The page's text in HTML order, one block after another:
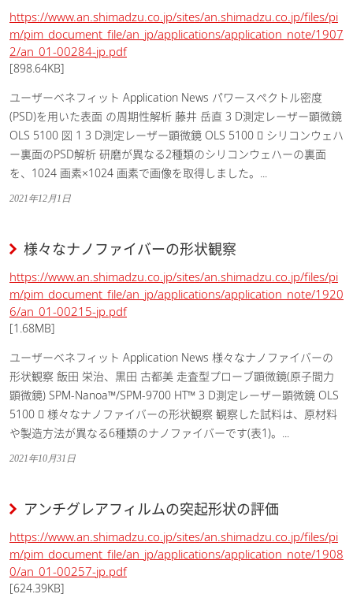
https://www.an.shimadzu.co.jp/sites/an.shimadzu.co.jp/files/pi
m/pim_document_file/an_jp/applications/application_note/1907
2/an_01-00284-jp.pdf
[898.64KB]
ユーザーベネフィット Application News パワースペクトル密度
(PSD)を用いた表面 の周期性解析 藤井 岳直 3 D測定レーザー顕微鏡
OLS 5100 図 1 3 D測定レーザー顕微鏡 OLS 5100  シリコンウェハ
ー裏面のPSD解析 研磨が異なる2種類のシリコンウェハーの裏面
を、1024 画素×1024 画素で画像を取得しました。...
2021年12月1日
様々なナノファイバーの形状観察
https://www.an.shimadzu.co.jp/sites/an.shimadzu.co.jp/files/pi
m/pim_document_file/an_jp/applications/application_note/1920
6/an_01-00215-jp.pdf
[1.68MB]
ユーザーベネフィット Application News 様々なナノファイバーの
形状観察 飯田 栄治、黒田 古都美 走査型プローブ顕微鏡(原子間力
顕微鏡) SPM-Nanoa™/SPM-9700 HT™ 3 D測定レーザー顕微鏡 OLS
5100  様々なナノファイバーの形状観察 観察した試料は、原材料
や製造方法が異なる6種類のナノファイバーです(表1)。...
2021年10月31日
アンチグレアフィルムの突起形状の評価
https://www.an.shimadzu.co.jp/sites/an.shimadzu.co.jp/files/pi
m/pim_document_file/an_jp/applications/application_note/1908
0/an_01-00257-jp.pdf
[624.39KB]